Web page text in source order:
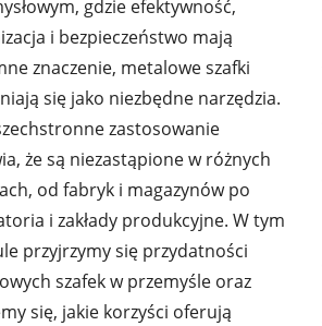
gdzie efektywność,
i bezpieczeństwo mają
znaczenie, metalowe szafki
się jako niezbędne narzędzia.
zastosowanie
że są niezastąpione w różnych
od fabryk i magazynów po
i zakłady produkcyjne. W tym
przyjrzymy się przydatności
szafek w przemyśle oraz
się, jakie korzyści oferują